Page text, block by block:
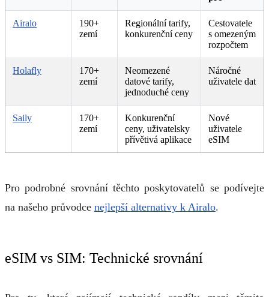
Airalo
190+
zemí
Regionální tarify,
konkurenční ceny
Cestovatele
s omezeným
rozpočtem
Holafly
170+
zemí
Neomezené
datové tarify,
jednoduché ceny
Náročné
uživatele dat
Saily
170+
zemí
Konkurenční
ceny, uživatelsky
přívětivá aplikace
Nové
uživatele
eSIM
Pro podrobné srovnání těchto poskytovatelů se podívejte
na našeho průvodce nejlepší alternativy k Airalo.
eSIM vs SIM: Technické srovnání